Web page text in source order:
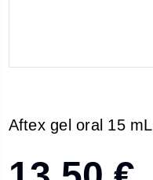
Aftex gel oral 15 mL